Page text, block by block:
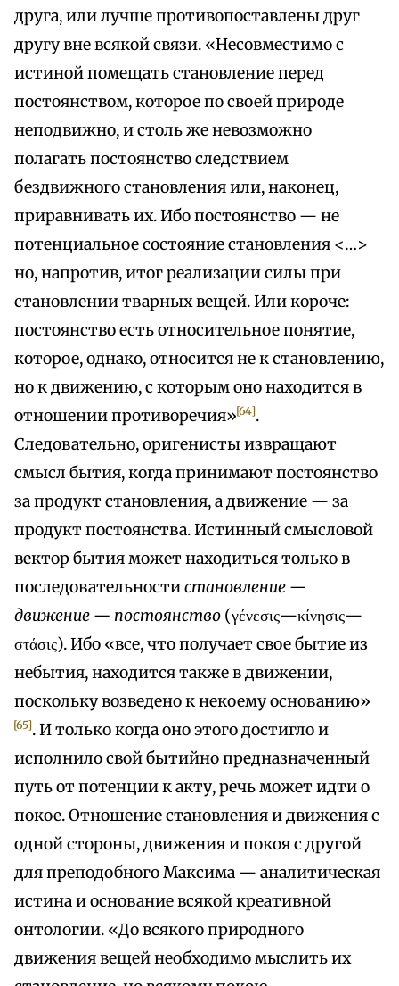
друга, или лучше противопоставлены друг
другу вне всякой связи. «Несовместимо с
истиной помещать становление перед
постоянством, которое по своей природе
неподвижно, и столь же невозможно
полагать постоянство следствием
бездвижного становления или, наконец,
приравнивать их. Ибо постоянство — не
потенциальное состояние становления <…>
но, напротив, итог реализации силы при
становлении тварных вещей. Или короче:
постоянство есть относительное понятие,
которое, однако, относится не к становлению,
но к движению, с которым оно находится в
отношении противоречия»[64].
Следовательно, оригенисты извращают
смысл бытия, когда принимают постоянство
за продукт становления, а движение — за
продукт постоянства. Истинный смысловой
вектор бытия может находиться только в
последовательностистановление —
движение — постоянство (γένεσις—κίνησις—
στάσις). Ибо «все, что получает свое бытие из
небытия, находится также в движении,
поскольку возведено к некоему основанию»
[65]. И только когда оно этого достигло и
исполнило свой бытийно предназначенный
путь от потенции к акту, речь может идти о
покое. Отношение становления и движения с
одной стороны, движения и покоя с другой
для преподобного Максима — аналитическая
истина и основание всякой креативной
онтологии. «До всякого природного
движения вещей необходимо мыслить их